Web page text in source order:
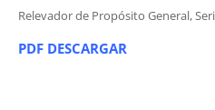
Relevador de Propósito General,
PDF DESCARGAR